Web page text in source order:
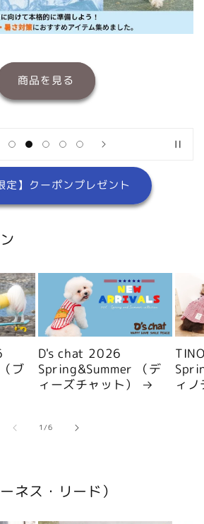
商品を見る
定】クーポンプレゼント
ブ
D's chat 2026
Spring&Summer （デ
ィーズチャット）
ィ
1/の
6
ネス・リード）